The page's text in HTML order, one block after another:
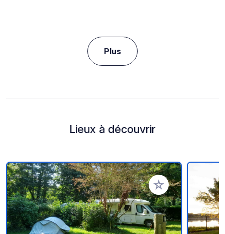
Plus
Lieux à découvrir
Ajouter à vos